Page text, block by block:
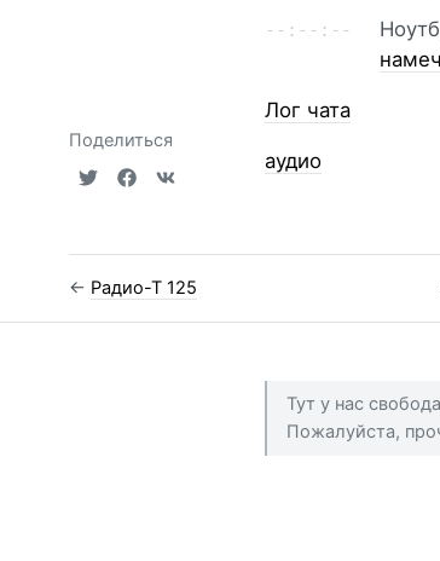
Поделиться
Лог чата
аудио
← Радио-Т 125
Тут у нас
Пожалуйста,